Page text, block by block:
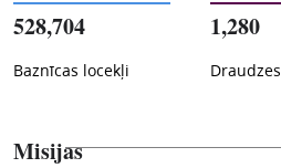
528,704
Baznīcas locekļi
1,280
Draudzes
Misijas